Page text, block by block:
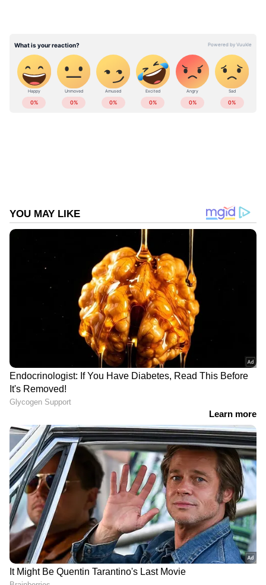
പറയുമ്പോഴാണ് സിഐഡി ഇടപെട്ടത്. എന്താ
ഞങ്ങളെയൊന്നും പരിചയപ്പെടുത്തുന്നില്ലേ
എന്ന് ചോദിക്കുകയായിരുന്നു സിഐഡി
മോഹൻലാലിനോട്. അതുകേട്ട മോഹൻലാല്‍
സിഐഡിയെ പരിചയപ്പെടുത്തി. സിഐഡി
പ്രത്യേകതയെ മനസിലാക്കാൻ ഷോയുടെ
അടുത്ത എപ്പിസോഡുകളും ഇമവെട്ടാതെ
കാണണം. സിഐഡിയെ എങ്ങനെയാണ്
അവതരിപ്പിക്കുകയെന്നതിന്റെ
കൗതുകത്തിലാണ് ഷോയുടെ ആരാധകര്‍.
പത്തൊമ്പത് മത്സാര്‍ഥികളാണ് ബിഗ് ബോസ്
ഷോയുടെ ആറാം സീസണിലുണ്ടാകുക എന്ന്
വ്യക്തമായിരിക്കുന്നത്. ആദ്യമേ
കോമണേഴ്‍സിനെയാണ് മോഹൻലാല്‍
അവതരിപ്പിച്ചത്. രസ്‍മിൻ ഭായ്‍യെും
നിഷാനയെയും ആദ്യമേ ഷോയുടെ
അവതാരകൻ മോഹൻലാല്‍ പ്രേക്ഷകര്‍ക്ക്
പരിചയപ്പെടുത്തി. പിന്നീട് നടി
അൻസിബയെയാണ് മോഹൻലാല്‍
ഷോയിലേക്ക് ക്ഷണിച്ചത്.